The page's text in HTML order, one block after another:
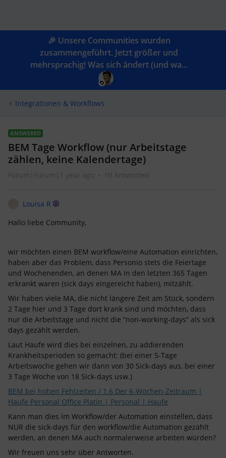
🎉 Unsere Communities wurden
zusammengeführt. Jetzt größer und
mehrsprachig! Was sich ändert (und wa...
Integrationen & Workflows
ANSWERED
BEM Tage Workflow (nur Arbeitstage
zählen, keine Kalendertage)
Forum|Forum|1 year ago 10 Antworten
Louisa R
Hallo liebe Community,
wir möchten einen BEM workflow/eine Automation einrichten,
haben aber das Problem, dass Personio stets die Feiertage
und Wochenenden, an denen MA in den letzten 365 Tagen
erkrankt waren (sick days eingereicht haben), mitzählt.
Wir haben viele MA, die nicht längere Zeit am Stück, sondern
2 Tage hier und 3 Tage dort krank sind und möchten, dass
nur die Arbeitstage und nicht die “non-working-days” als sick
days gezählt werden.
Laut Haufe wird dies bei einzelnen, zu addierenden
Krankheitsperioden so gemacht: (bei einer 5-Tage
Arbeitswoche gehen wir dann von 30 Sick-days aus, bei einer
3 Tage Woche von 18 Sick-days usw.)
BEM bei hohen Fehlzeiten / 1.6 Der 6-Wochen-Zeitraum |
Haufe Personal Office Platin | Personal | Haufe
Kann man dies im Workflow/der Automation einstellen, dass
NUR die sick-days für den workflow/die Automation gezählt
werden, an denen MA auch normalerweise arbeiten würden?
Wir freuen uns sehr über Antworten.